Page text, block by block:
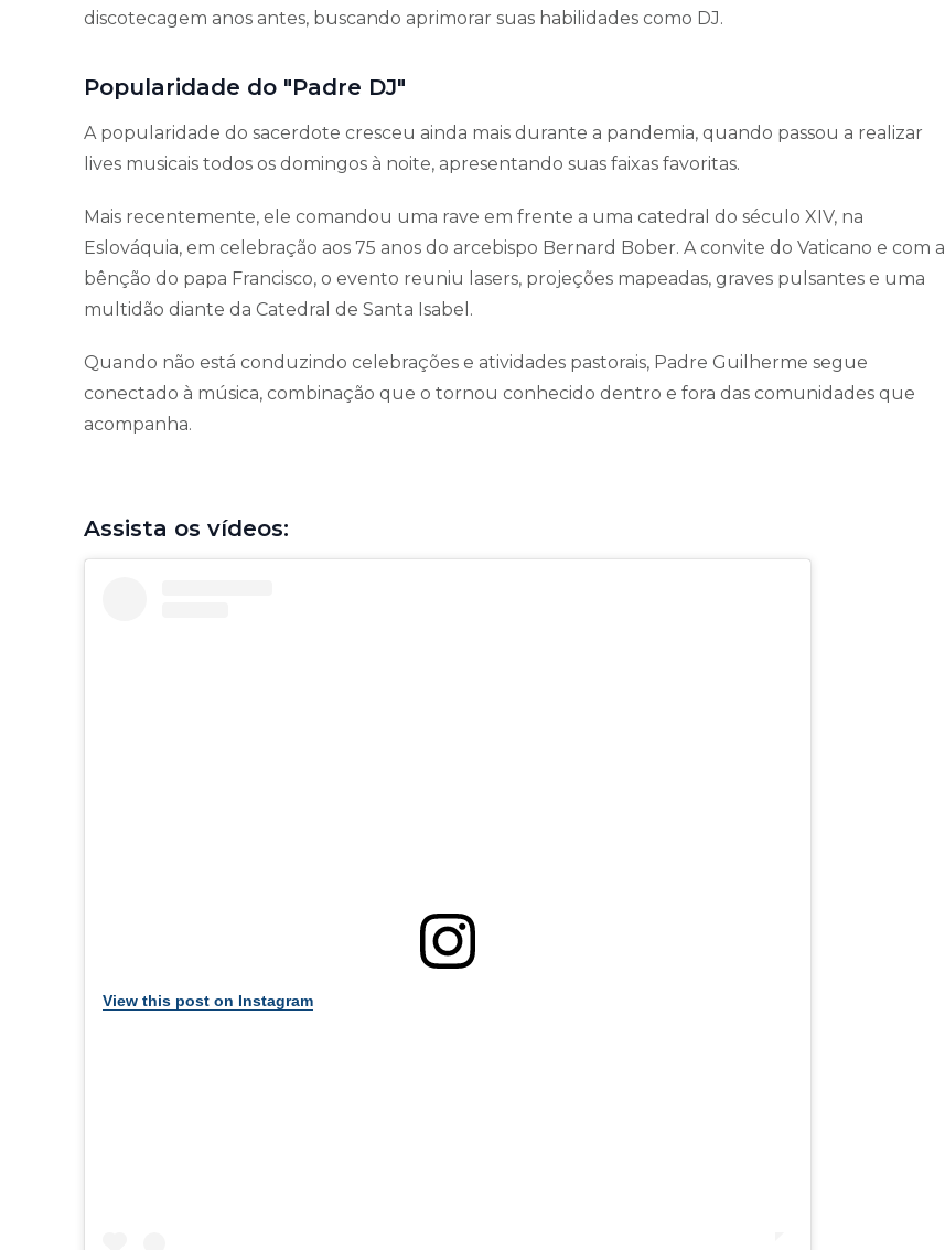
discotecagem anos antes, buscando aprimorar suas habilidades como DJ.
Popularidade do "Padre DJ"
A popularidade do sacerdote cresceu ainda mais durante a pandemia, quando passou a realizar
lives musicais todos os domingos à noite, apresentando suas faixas favoritas.
Mais recentemente, ele comandou uma rave em frente a uma catedral do século XIV, na
Eslováquia, em celebração aos 75 anos do arcebispo Bernard Bober. A convite do Vaticano e com a
bênção do papa Francisco, o evento reuniu lasers, projeções mapeadas, graves pulsantes e uma
multidão diante da Catedral de Santa Isabel.
Quando não está conduzindo celebrações e atividades pastorais, Padre Guilherme segue
conectado à música, combinação que o tornou conhecido dentro e fora das comunidades que
acompanha.
Assista os vídeos:
View this post on Instagram